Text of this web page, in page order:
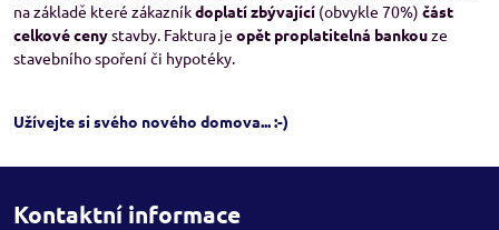
na základě které zákazníkdoplatí zbývající (obvykle 70%) část
celkové cenystavby. Faktura je opět proplatitelná bankouze
stavebního spoření či hypotéky.
Užívejte si svého nového domova... :-)
Kontaktní informace